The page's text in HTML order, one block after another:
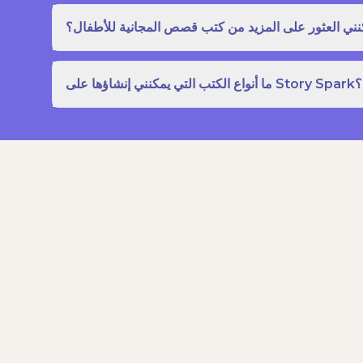
العثور على المزيد من كتب قصص المجانية للأطفال؟
ما أنواع الكتب التي يمكنني إنشاؤها على Story Spark؟